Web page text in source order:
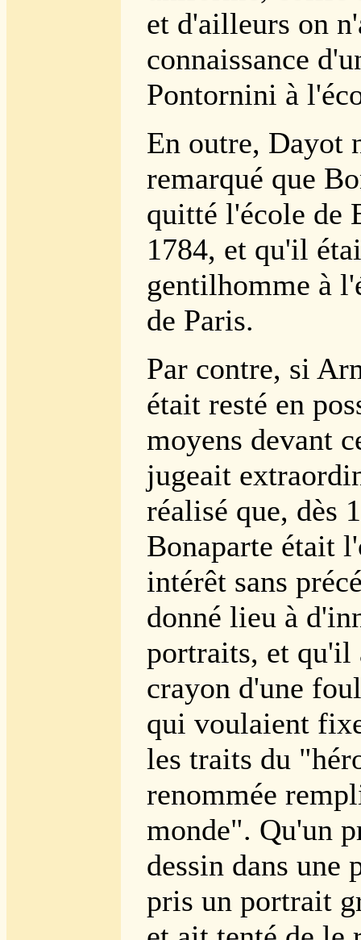
et d'ailleurs on
connaissance
Pontornini à
En outre, Dayot
remarqué que
quitté l'école de
1784, et qu'il
gentilhomme à
de Paris.
Par contre, si
était resté en
moyens devant
jugeait
réalisé que, dès
Bonaparte était
intérêt sans
donné lieu à
portraits, et qu'il
crayon d'une
qui voulaient
les traits du
renommée
monde". Qu'un
dessin dans
pris un portrait